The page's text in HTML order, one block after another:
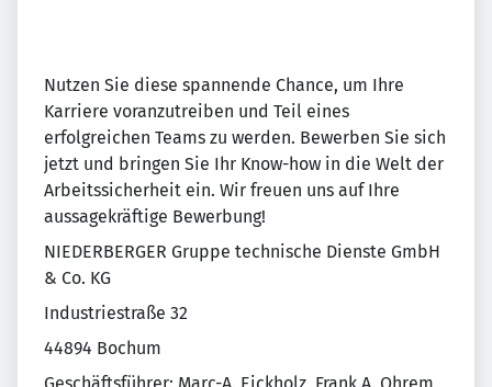
Nutzen Sie diese spannende Chance, um Ihre
Karriere voranzutreiben und Teil eines
erfolgreichen Teams zu werden. Bewerben Sie sich
jetzt und bringen Sie Ihr Know-how in die Welt der
Arbeitssicherheit ein. Wir freuen uns auf Ihre
aussagekräftige Bewerbung!
NIEDERBERGER Gruppe technische Dienste GmbH
& Co. KG
Industriestraße 32
44894 Bochum